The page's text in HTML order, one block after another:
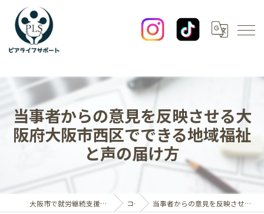
当事者からの意見を反映させる大
阪府大阪市西区でできる地域福祉
と声の届け方
大阪市で就労継続支援B型なら一般社団法人ピアライフサポート コラム 当事者からの意見を反映させる大阪府大阪市西区でできる地域福祉と声の届け方